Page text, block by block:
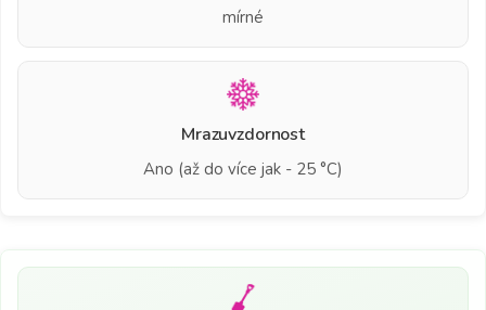
mírné
Mrazuvzdornost
Ano (až do více jak - 25 °C)